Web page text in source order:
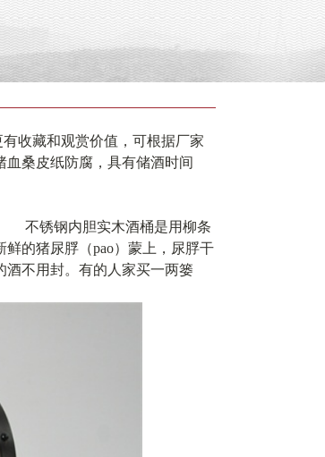
收藏和观赏价值，可根据厂家
桑皮纸防腐，具有储酒时间
不锈钢内胆实木酒桶是用柳条
的猪尿脬（pao）蒙上，尿脬干
酒不用封。有的人家买一两篓